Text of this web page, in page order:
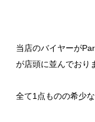
当店のバイヤーが
が店頭に並んでおり
全て1点ものの希少